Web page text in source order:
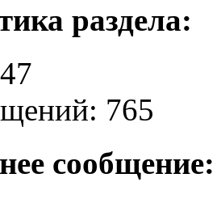
раздела:
765
сообщение: